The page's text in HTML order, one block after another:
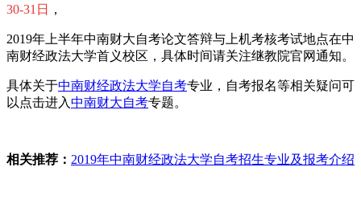
30-31日
，
2019年上半年中南财大自考论文答辩与上机考核考试地点在中
南财经政法大学首义校区，具体时间请关注继教院官网通知。
具体关于中南财经政法大学自考专业，自考报名等相关疑问可
以点击进入中南财大自考专题。
相关推荐： 2019年中南财经政法大学自考招生专业及报考介绍